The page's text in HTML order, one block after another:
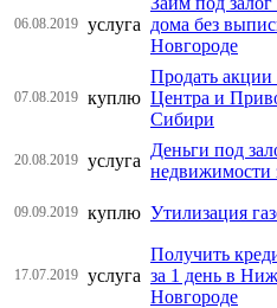
06.08.2019 услуга дома без
Новгороде
07.08.2019 куплю
Продать
Центра и
Сибири
20.08.2019 услуга
Деньги под
недвижимости
09.09.2019 куплю Утилизация
17.07.2019 услуга
Получить
за 1 день в
Новгороде